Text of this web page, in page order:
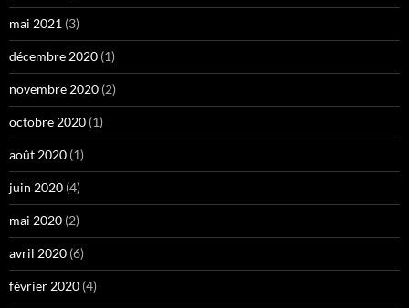
mai 2021 (3)
décembre 2020 (1)
novembre 2020 (2)
octobre 2020 (1)
août 2020 (1)
juin 2020 (4)
mai 2020 (2)
avril 2020 (6)
février 2020 (4)